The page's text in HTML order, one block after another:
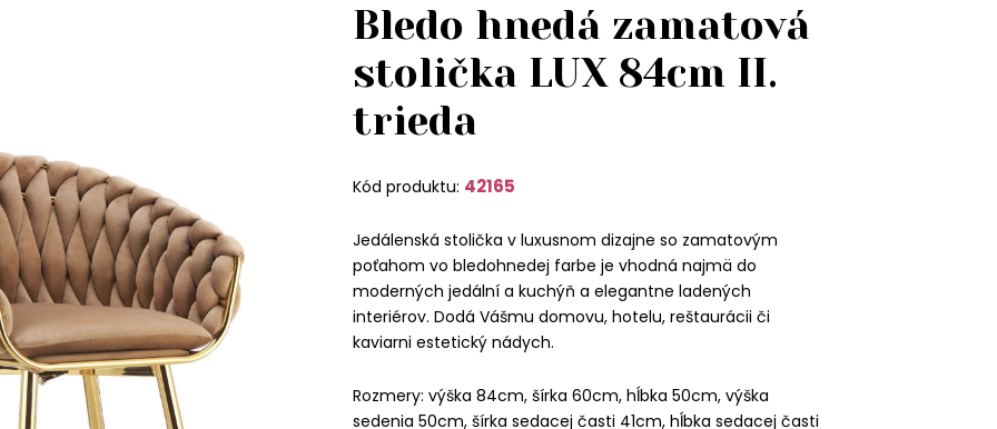
Bledo hnedá zamatová
stolička LUX 84cm II.
trieda
Kód produktu: 42165
Jedálenská stolička v luxusnom dizajne so zamatovým
poťahom vo bledohnedej farbe je vhodná najmä do
moderných jedální a kuchýň a elegantne ladených
interiérov. Dodá Vášmu domovu, hotelu, reštaurácii či
kaviarni estetický nádych.
Rozmery: výška 84cm, šírka 60cm, hĺbka 50cm, výška
sedenia 50cm, šírka sedacej časti 41cm, hĺbka sedacej časti